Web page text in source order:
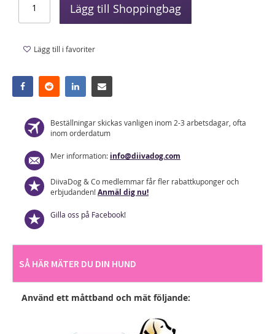
Beställningar skickas vanligen inom 2-3 arbetsdagar, ofta
inom orderdatum
Mer information: info@diivadog.com
DiivaDog & Co medlemmar får fler rabattkuponger och
erbjudanden!Anmäl dig nu!
Gilla oss på Facebook!
Lägg till Shoppingbag
Lägg till i favoriter
SÅ HÄR MÄTER DU DIN HUND
Använd ett måttband och mät följande: